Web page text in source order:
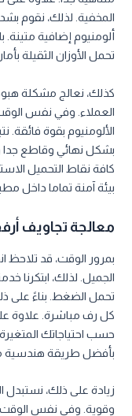
المخفية. لذلك، نقوم
ألومنيوم إضافية متينة.
تحمل الأوزان الثقيلة
كذلك، نعالج مشكلة
العملاء. وفي نفس
الألومنيوم بقوة
بشكل نهائي وقاطع
كافة نقاط التحميل
بيئة آمنة تماما داخل
معالجة تجاويف
بمرور الوقت، قد تلاحظ
الجميل. لذلك، ابتكرنا
تحمل الضغط. بناءً على
كل رف مباشرة. علاوة
حسب احتياجاتك
بأفضل طريقة هندسية
زيادة على ذلك، نستبدل
وقوية. وفي نفس